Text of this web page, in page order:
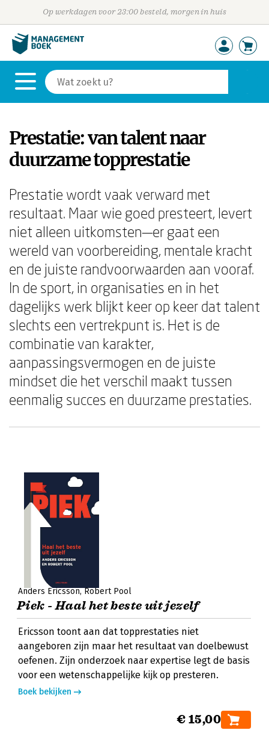
Op werkdagen voor 23:00 besteld, morgen in huis
Prestatie: van talent naar
duurzame topprestatie
Prestatie wordt vaak verward met
resultaat. Maar wie goed presteert, levert
niet alleen uitkomsten—er gaat een
wereld van voorbereiding, mentale kracht
en de juiste randvoorwaarden aan vooraf.
In de sport, in organisaties en in het
dagelijks werk blijkt keer op keer dat talent
slechts een vertrekpunt is. Het is de
combinatie van karakter,
aanpassingsvermogen en de juiste
mindset die het verschil maakt tussen
eenmalig succes en duurzame prestaties.
Anders Ericsson Robert Pool
Piek - Haal het beste uit jezelf
Ericsson toont aan dat topprestaties niet
aangeboren zijn maar het resultaat van doelbewust
oefenen. Zijn onderzoek naar expertise legt de basis
voor een wetenschappelijke kijk op presteren.
Boek bekijken
€ 15,00